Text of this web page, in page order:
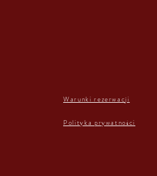
Warunki rezerwacji
Polityka prywatności